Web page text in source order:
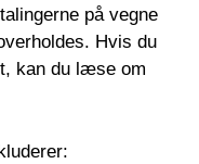
på vegne
Hvis du
kan du læse om